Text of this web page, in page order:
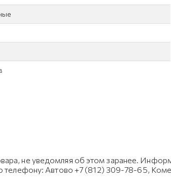
не уведомляя об этом заранее.
телефону: Автово +7 (812) 309-78-65,